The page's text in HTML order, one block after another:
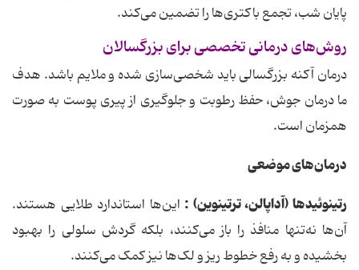
پایان شب، تجمع باکتری‌ها را تضمین می‌کند.
روش‌های درمانی تخصصی برای بزرگسالان
درمان آکنه بزرگسالی باید شخصی‌سازی شده و ملایم باشد. هدف
ما درمان جوش، حفظ رطوبت و جلوگیری از پیری پوست به صورت
همزمان است.
درمان‌های موضعی
رتینوئیدها (آداپالن، ترتینوین) : این‌ها استاندارد طلایی هستند.
آن‌ها نه‌تنها منافذ را باز می‌کنند، بلکه گردش سلولی را بهبود
بخشیده و به رفع خطوط ریز و لک‌ها نیز کمک می‌کنند.